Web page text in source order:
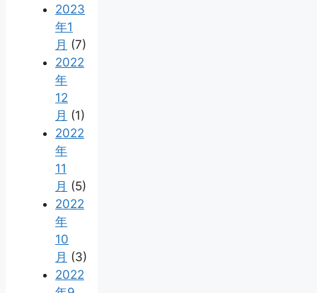
2023
年1
月 (7)
2022
年
12
月 (1)
2022
年
11
月 (5)
2022
年
10
月 (3)
2022